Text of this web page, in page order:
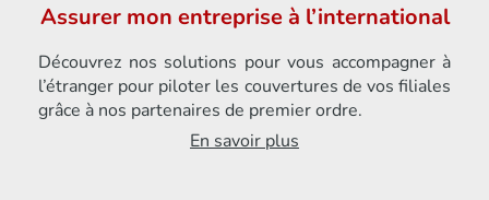
Assurer mon entreprise à l’international
Découvrez nos solutions pour vous accompagner à
l’étranger pour piloter les couvertures de vos filiales
grâce à nos partenaires de premier ordre.
En savoir plus